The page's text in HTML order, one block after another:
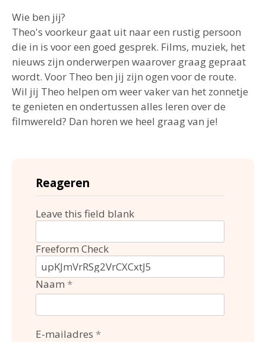
Wie ben jij?
Theo's voorkeur gaat uit naar een rustig persoon
die in is voor een goed gesprek. Films, muziek, het
nieuws zijn onderwerpen waarover graag gepraat
wordt. Voor Theo ben jij zijn ogen voor de route.
Wil jij Theo helpen om weer vaker van het zonnetje
te genieten en ondertussen alles leren over de
filmwereld? Dan horen we heel graag van je!
Reageren
Leave this field blank
Freeform Check
Naam
E-mailadres